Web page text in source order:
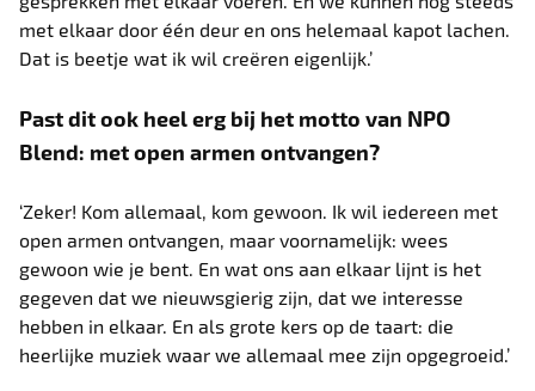
met elkaar door één deur en ons helemaal kapot lachen.
Dat is beetje wat ik wil creëren eigenlijk.’
Past dit ook heel erg bij het motto van NPO
Blend: met open armen ontvangen?
‘Zeker! Kom allemaal, kom gewoon. Ik wil iedereen met
open armen ontvangen, maar voornamelijk: wees
gewoon wie je bent. En wat ons aan elkaar lijnt is het
gegeven dat we nieuwsgierig zijn, dat we interesse
hebben in elkaar. En als grote kers op de taart: die
heerlijke muziek waar we allemaal mee zijn opgegroeid.’